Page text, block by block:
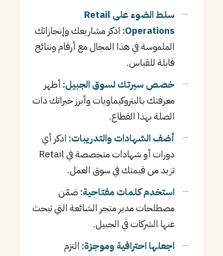
سلط الضوء على Retail
Operations: اذكر مشاريعك وإنجازاتك
الملموسة في هذا المجال مع أرقام ونتائج
قابلة للقياس.
خصص سيرتك لسوق الجبيل: أظهر
معرفتك بـالبتروكيماويات وأبرز خبراتك ذات
الصلة بهذا القطاع.
أضف الشهادات والتدريبات: اذكر أي
دورات أو شهادات متخصصة في Retail
تزيد من قيمتك في سوق العمل.
استخدم كلمات مفتاحية: ضمّن
مصطلحات مدير متجر الشائعة التي تبحث
عنها الشركات في الجبيل.
اجعلها احترافية وموجزة: التزم